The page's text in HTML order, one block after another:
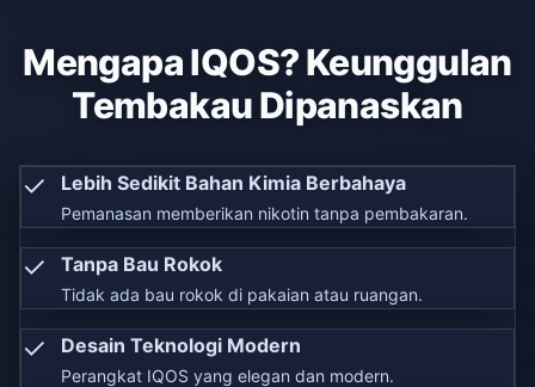
Mengapa IQOS? Keunggulan
Tembakau Dipanaskan
✓ Lebih Sedikit Bahan Kimia Berbahaya
Pemanasan memberikan nikotin tanpa pembakaran.
✓ Tanpa Bau Rokok
Tidak ada bau rokok di pakaian atau ruangan.
✓ Desain Teknologi Modern
Perangkat IQOS yang elegan dan modern.